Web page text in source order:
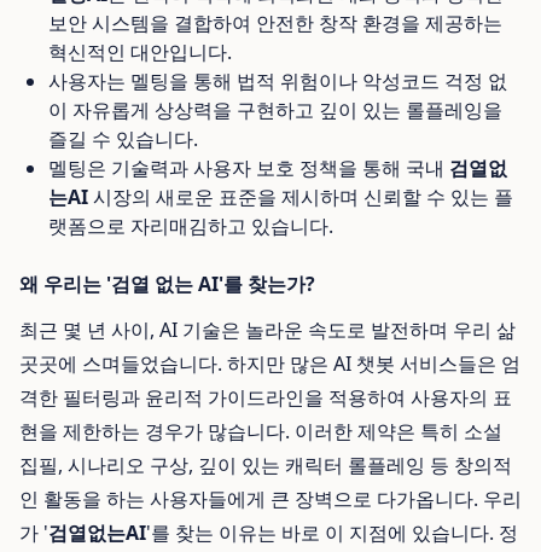
보안 시스템을 결합하여 안전한 창작 환경을 제공하는
혁신적인 대안입니다.
사용자는 멜팅을 통해 법적 위험이나 악성코드 걱정 없
이 자유롭게 상상력을 구현하고 깊이 있는 롤플레잉을
즐길 수 있습니다.
멜팅은 기술력과 사용자 보호 정책을 통해 국내 검열없
는AI시장의 새로운 표준을 제시하며 신뢰할 수 있는 플
랫폼으로 자리매김하고 있습니다.
왜 우리는 '검열 없는 AI'를 찾는가?
최근 몇 년 사이, AI 기술은 놀라운 속도로 발전하며 우리 삶
곳곳에 스며들었습니다. 하지만 많은 AI 챗봇 서비스들은 엄
격한 필터링과 윤리적 가이드라인을 적용하여 사용자의 표
현을 제한하는 경우가 많습니다. 이러한 제약은 특히 소설
집필, 시나리오 구상, 깊이 있는 캐릭터 롤플레잉 등 창의적
인 활동을 하는 사용자들에게 큰 장벽으로 다가옵니다. 우리
가 '검열없는AI'를 찾는 이유는 바로 이 지점에 있습니다. 정